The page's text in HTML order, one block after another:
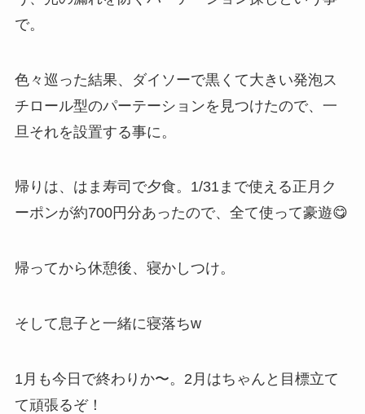
で。
色々巡った結果、ダイソーで黒くて大きい発泡ス
チロール型のパーテーションを見つけたので、一
旦それを設置する事に。
帰りは、はま寿司で夕食。1/31まで使える正月ク
ーポンが約700円分あったので、全て使って豪遊😋
帰ってから休憩後、寝かしつけ。
そして息子と一緒に寝落ちw
1月も今日で終わりか〜。2月はちゃんと目標立て
て頑張るぞ！